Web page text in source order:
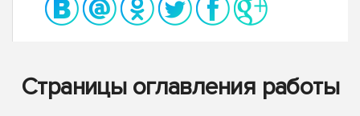
Страницы оглавления работы